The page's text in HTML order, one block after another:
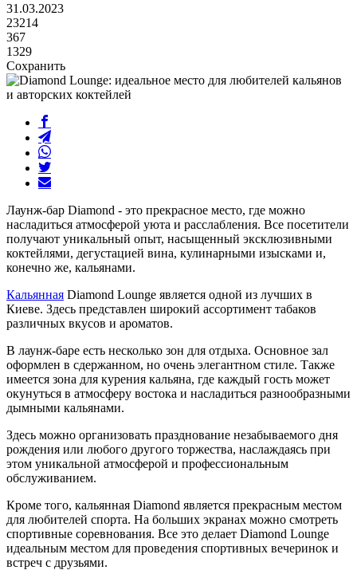
31.03.2023
23214
367
1329
Сохранить
Лаунж-бар Diamond - это прекрасное место, где можно
насладиться атмосферой уюта и расслабления. Все посетители
получают уникальный опыт, насыщенный эксклюзивными
коктейлями, дегустацией вина, кулинарными изысками и,
конечно же, кальянами.
Кальянная Diamond Lounge является одной из лучших в
Киеве. Здесь представлен широкий ассортимент табаков
различных вкусов и ароматов.
В лаунж-баре есть несколько зон для отдыха. Основное зал
оформлен в сдержанном, но очень элегантном стиле. Также
имеется зона для курения кальяна, где каждый гость может
окунуться в атмосферу востока и насладиться разнообразными
дымными кальянами.
Здесь можно организовать празднование незабываемого дня
рождения или любого другого торжества, наслаждаясь при
этом уникальной атмосферой и профессиональным
обслуживанием.
Кроме того, кальянная Diamond является прекрасным местом
для любителей спорта. На больших экранах можно смотреть
спортивные соревнования. Все это делает Diamond Lounge
идеальным местом для проведения спортивных вечеринок и
встреч с друзьями.